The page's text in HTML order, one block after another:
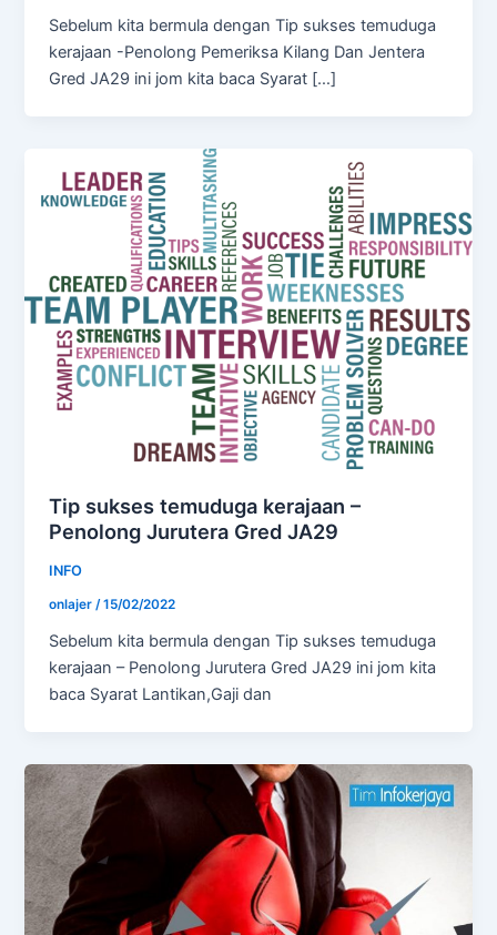
Sebelum kita bermula dengan Tip sukses temuduga
kerajaan -Penolong Pemeriksa Kilang Dan Jentera
Gred JA29 ini jom kita baca Syarat […]
Tip sukses temuduga kerajaan –
Penolong Jurutera Gred JA29
INFO
onlajer/15/02/2022
Sebelum kita bermula dengan Tip sukses temuduga
kerajaan – Penolong Jurutera Gred JA29 ini jom kita
baca Syarat Lantikan,Gaji dan